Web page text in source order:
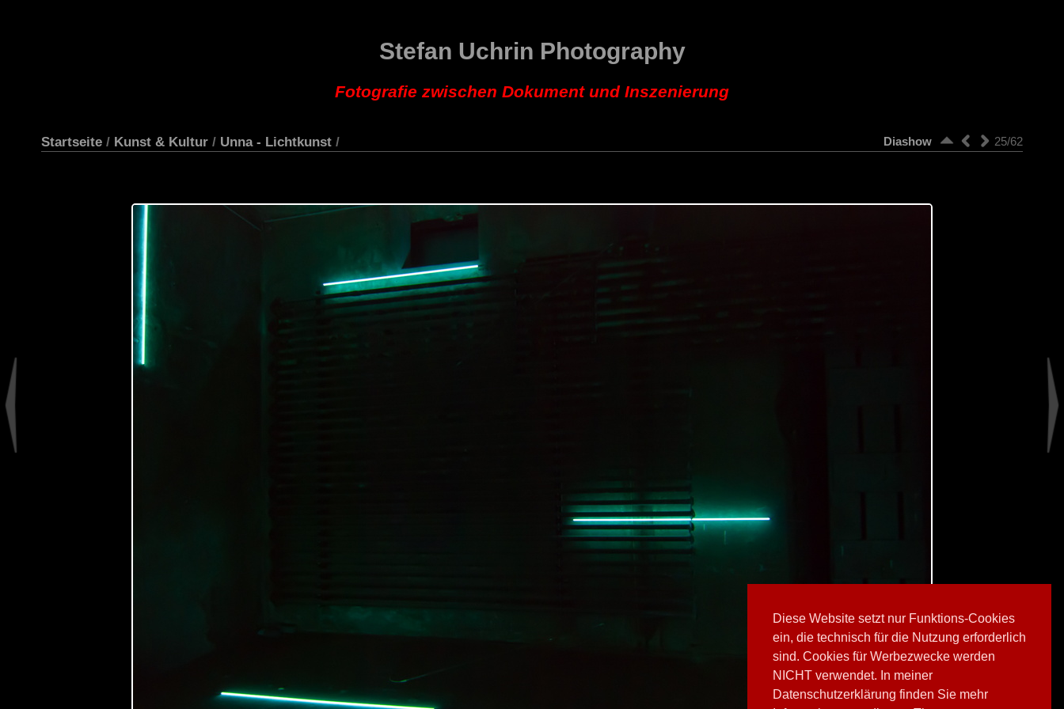
Diese Website setzt nur Funktions-Cookies
ein, die technisch für die Nutzung erforderlich
sind. Cookies für Werbezwecke werden
NICHT verwendet. In meiner
Datenschutzerklärung finden Sie mehr
Stefan Uchrin Photography
Fotografie zwischen Dokument und Inszenierung
Startseite / Kunst & Kultur / Unna - Lichtkunst / 25/62
Diashow